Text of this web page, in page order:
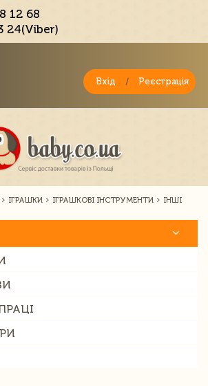
12 68
24(Viber)
Вхід / Реєстрація
ІГРАШКИ ІГРАШКОВІ ІНСТРУМЕНТИ ІНШІ